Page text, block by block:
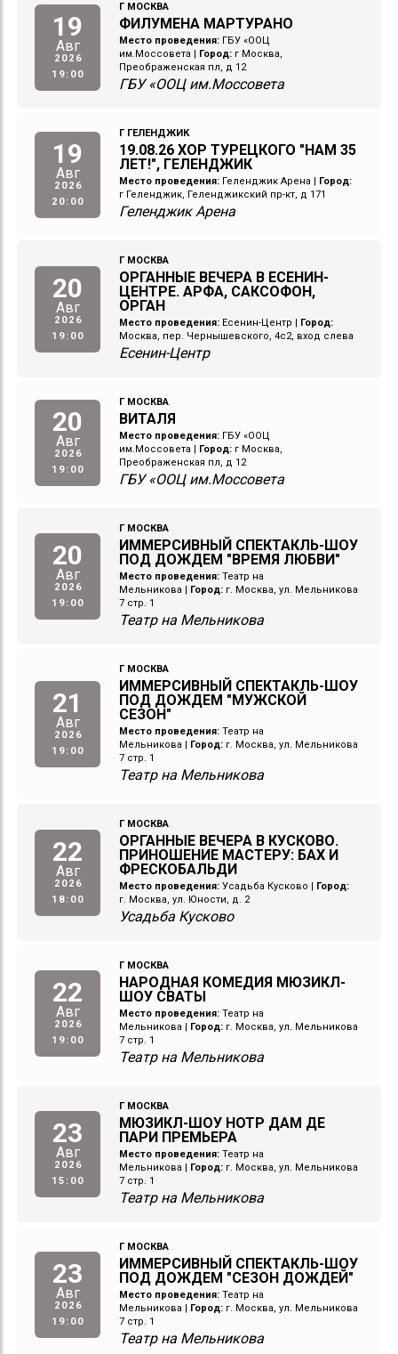
19
Авг
2026
19:00
Г МОСКВА
ФИЛУМЕНА МАРТУРАНО
Место проведения: ГБУ «ООЦ
им.Моссовета
Город: г Москва,
Преображенская пл, д 12
ГБУ «ООЦ им.Моссовета
19
Авг
2026
20:00
Г ГЕЛЕНДЖИК
19.08.26 ХОР ТУРЕЦКОГО "НАМ 35
ЛЕТ!", ГЕЛЕНДЖИК
Место проведения: Геленджик Арена
Город:
г Геленджик, Геленджикский пр-кт, д 171
Геленджик Арена
20
Авг
2026
19:00
Г МОСКВА
ОРГАННЫЕ ВЕЧЕРА В ЕСЕНИН-
ЦЕНТРЕ. АРФА, САКСОФОН,
ОРГАН
Место проведения: Есенин-Центр
Город:
Москва, пер. Чернышевского, 4с2, вход слева
Есенин-Центр
20
Авг
2026
19:00
Г МОСКВА
ВИТАЛЯ
Место проведения: ГБУ «ООЦ
им.Моссовета
Город: г Москва,
Преображенская пл, д 12
ГБУ «ООЦ им.Моссовета
20
Авг
2026
19:00
Г МОСКВА
ИММЕРСИВНЫЙ СПЕКТАКЛЬ-ШОУ
ПОД ДОЖДЕМ "ВРЕМЯ ЛЮБВИ"
Место проведения: Театр на
Мельникова
Город: г. Москва, ул. Мельникова
7 стр. 1
Театр на Мельникова
21
Авг
2026
19:00
Г МОСКВА
ИММЕРСИВНЫЙ СПЕКТАКЛЬ-ШОУ
ПОД ДОЖДЕМ "МУЖСКОЙ
СЕЗОН"
Место проведения: Театр на
Мельникова
Город: г. Москва, ул. Мельникова
7 стр. 1
Театр на Мельникова
22
Авг
2026
18:00
Г МОСКВА
ОРГАННЫЕ ВЕЧЕРА В КУСКОВО.
ПРИНОШЕНИЕ МАСТЕРУ: БАХ И
ФРЕСКОБАЛЬДИ
Место проведения: Усадьба Кусково
Город:
г. Москва, ул. Юности, д. 2
Усадьба Кусково
22
Авг
2026
19:00
Г МОСКВА
НАРОДНАЯ КОМЕДИЯ МЮЗИКЛ-
ШОУ СВАТЫ
Место проведения: Театр на
Мельникова
Город: г. Москва, ул. Мельникова
7 стр. 1
Театр на Мельникова
23
Авг
2026
15:00
Г МОСКВА
МЮЗИКЛ-ШОУ НОТР ДАМ ДЕ
ПАРИ ПРЕМЬЕРА
Место проведения: Театр на
Мельникова
Город: г. Москва, ул. Мельникова
7 стр. 1
Театр на Мельникова
23
Авг
2026
19:00
Г МОСКВА
ИММЕРСИВНЫЙ СПЕКТАКЛЬ-ШОУ
ПОД ДОЖДЕМ "СЕЗОН ДОЖДЕЙ"
Место проведения: Театр на
Мельникова
Город: г. Москва, ул. Мельникова
7 стр. 1
Театр на Мельникова